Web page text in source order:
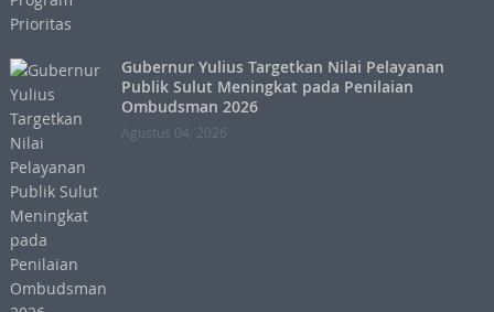
Gubernur Yulius Targetkan Nilai Pelayanan
Publik Sulut Meningkat pada Penilaian
Ombudsman 2026
Agustus 04, 2026